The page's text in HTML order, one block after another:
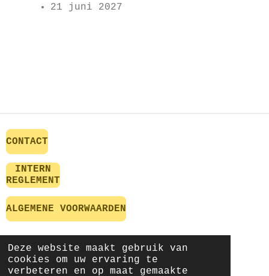
Deze website maakt gebruik van
cookies om uw ervaring te
verbeteren en op maat gemaakte
21 juni 2027
CONTACT
INTERN
REGLEMENT
ALGEMENE VOORWAARDEN
FAQ